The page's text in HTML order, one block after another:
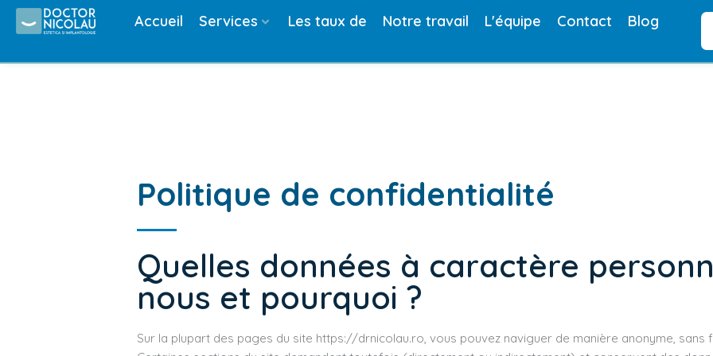
Aller
Accueil Services Les taux de Notre travail L'équipe Contact Blog
Politique de confidentialité
Quelles données à caractère
nous et pourquoi ?
Sur la plupart des pages du site https://drnicolau.ro, vous pouvez naviguer de manière anonyme, sans